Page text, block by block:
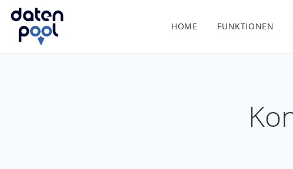
HOME FUNKTIONEN